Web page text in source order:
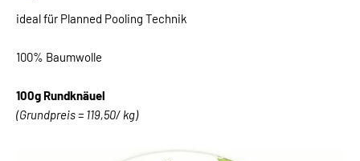
ideal für Planned Pooling Technik
100% Baumwolle
100g Rundknäuel
(Grundpreis = 119,50/ kg)